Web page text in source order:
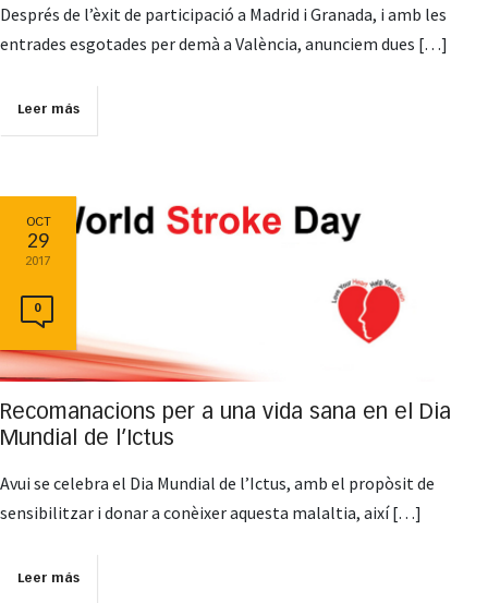
Després de l’èxit de participació a Madrid i Granada, i amb les
entrades esgotades per demà a València, anunciem dues […]
Leer más
OCT
29
2017
0
Recomanacions per a una vida sana en el Dia
Mundial de l’Ictus
Avui se celebra el Dia Mundial de l’Ictus, amb el propòsit de
sensibilitzar i donar a conèixer aquesta malaltia, així […]
Leer más